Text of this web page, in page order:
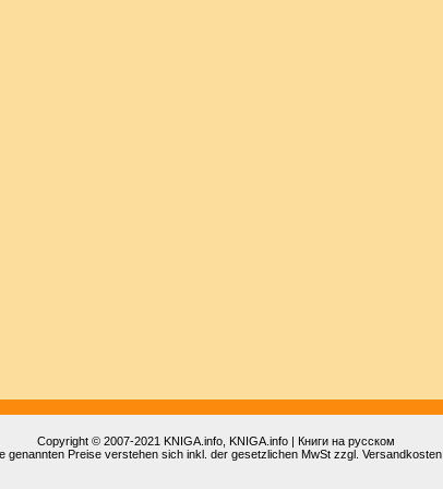
Copyright © 2007-2021 KNIGA.info , KNIGA.info | Книги на русском
genannten Preise verstehen sich inkl. der gesetzlichen MwSt zzgl. Versandkosten.